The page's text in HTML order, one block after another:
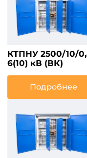
КТПНУ 2500/10/
6(10) кВ (ВК)
Подробнее